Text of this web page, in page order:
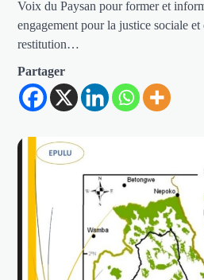
Voix du Paysan pour former et
engagement pour la justice sociale
restitution…
Partager